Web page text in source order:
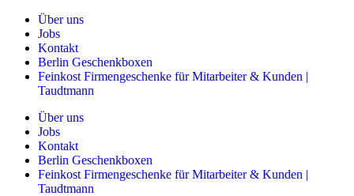
Über uns
Jobs
Kontakt
Berlin Geschenkboxen
Feinkost Firmengeschenke für Mitarbeiter & Kunden |
Taudtmann
Über uns
Jobs
Kontakt
Berlin Geschenkboxen
Feinkost Firmengeschenke für Mitarbeiter & Kunden |
Taudtmann